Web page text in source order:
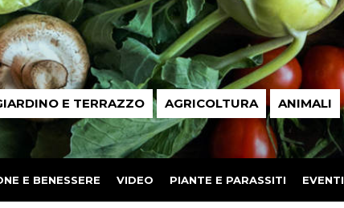
E TERRAZZO AGRICOLTURA ANIMALI
E BENESSERE VIDEO PIANTE E PARASSITI EVENTI